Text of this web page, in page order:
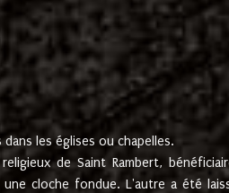
les églises ou chapelles.
de Saint Rambert,
cloche fondue. L'autre a été